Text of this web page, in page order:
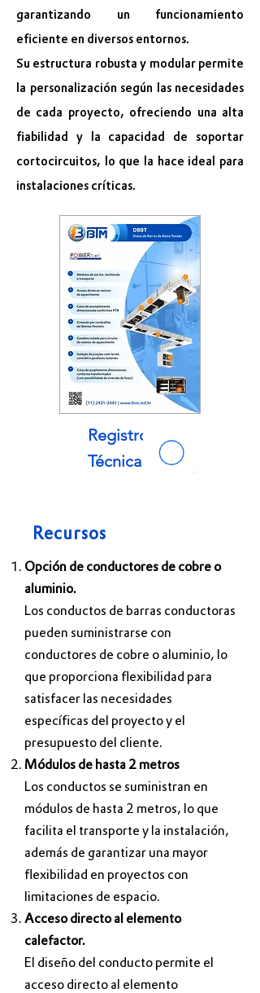
garantizando un funcionamiento
eficiente en diversos entornos.
Su estructura robusta y modular permite
la personalización según las necesidades
de cada proyecto, ofreciendo una alta
fiabilidad y la capacidad de soportar
cortocircuitos, lo que la hace ideal para
instalaciones críticas.
Registro
Técnica
Recursos
Opción de conductores de cobre o
aluminio.
Los conductos de barras conductoras
pueden suministrarse con
conductores de cobre o aluminio, lo
que proporciona flexibilidad para
satisfacer las necesidades
específicas del proyecto y el
presupuesto del cliente.
Módulos de hasta 2 metros
Los conductos se suministran en
módulos de hasta 2 metros, lo que
facilita el transporte y la instalación,
además de garantizar una mayor
flexibilidad en proyectos con
limitaciones de espacio.
Acceso directo al elemento
calefactor.
El diseño del conducto permite el
acceso directo al elemento